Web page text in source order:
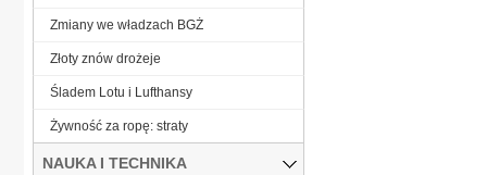
Zmiany we władzach BGŻ
Złoty znów drożeje
Śladem Lotu i Lufthansy
Żywność za ropę: straty
NAUKA I TECHNIKA